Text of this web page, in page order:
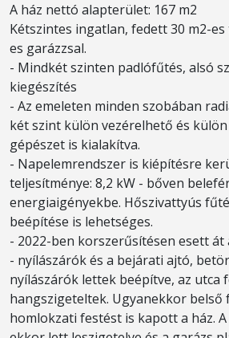
A ház nettó alapterület: 167 m2
Kétszintes ingatlan, fedett 30 m2-es
es garázzsal.
- Mindkét szinten padlófűtés, alsó
kiegészítés
- Az emeleten minden szobában
két szint külön vezérelhető és
gépészet is kialakítva.
- Napelemrendszer is kiépítésre
teljesítménye: 8,2 kW - bőven
energiaigényekbe. Hőszivattyús
beépítése is lehetséges.
- 2022-ben korszerűsítésen esett át
- nyílászárók és a bejárati ajtó,
nyílászárók lettek beépítve, az utca
hangszigeteltek. Ugyanekkor belső
homlokzati festést is kapott a ház.